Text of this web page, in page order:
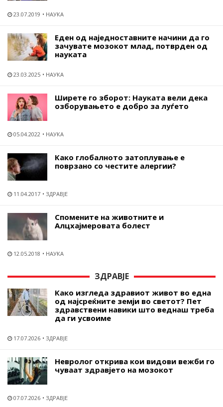
23.07.2019 НАУКА
Еден од наједноставните начини да го
зачувате мозокот млад, потврден од
науката
23.03.2025 НАУКА
Ширете го зборот: Науката вели дека
озборувањето е добро за луѓето
05.04.2022 НАУКА
Како глобалното затоплување е
поврзано со честите алергии?
11.04.2017 ЗДРАВЈЕ
Спомените на животните и
Алцхајмеровата болест
12.05.2018 НАУКА
ЗДРАВЈЕ
Како изгледа здравиот живот во една
од најсреќните земји во светот? Пет
здравствени навики што веднаш треба
да ги усвоиме
17.07.2026 ЗДРАВЈЕ
Невролог открива кои видови вежби го
чуваат здравјето на мозокот
07.07.2026 ЗДРАВЈЕ